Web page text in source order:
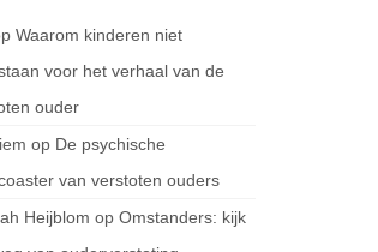
Waarom kinderen niet
voor het verhaal van de
ouder
op De psychische
van verstoten ouders
Heijblom op Omstanders: kijk